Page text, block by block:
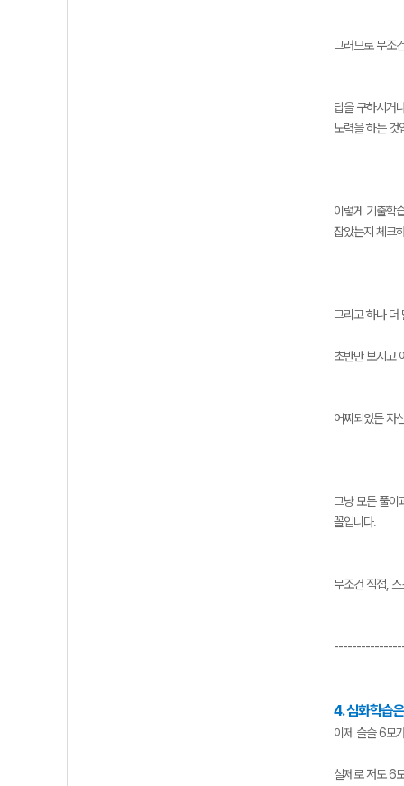
그러므로 무조
답을 구하시거
노력을 하는 것
이렇게 기출학
잡았는지 체크
그리고 하나 더
초반만 보시고
어찌되었든 자
그냥 모든 풀이
꼴입니다.
무조건 직접,
4. 심화학습
이제 슬슬 6모
실제로 저도 6